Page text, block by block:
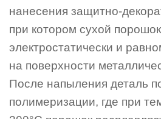
нанесения защитно-
при котором сухой
электростатически и
на поверхности
После напыления деталь
полимеризации, где при